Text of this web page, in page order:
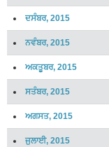
ਦਸੰਬਰ, 2015
ਨਵੰਬਰ, 2015
ਅਕਤੂਬਰ, 2015
ਸਤੰਬਰ, 2015
ਅਗਸਤ, 2015
ਜੁਲਾਈ, 2015